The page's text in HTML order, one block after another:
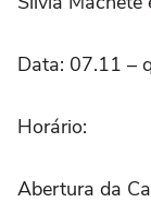
Data: 07.11 –
Horário:
Abertura da